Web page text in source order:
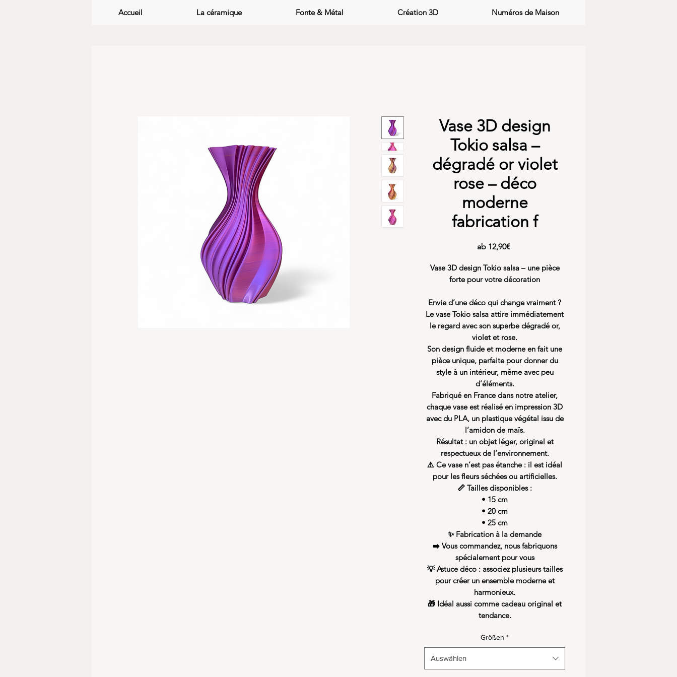
Accueil La céramique Fonte & Métal Création 3D Numéros de Maison
Vase 3D design
Tokio salsa –
dégradé or violet
rose – déco
moderne
fabrication f
ab 12,90€Sale-
Vase 3D design Tokio salsa – une pièce
forte pour votre décoration
Envie d’une déco qui change vraiment ?
Le vase Tokio salsa attire immédiatement
le regard avec son superbe dégradé or,
violet et rose.
Son design fluide et moderne en fait une
pièce unique, parfaite pour donner du
style à un intérieur, même avec peu
d’éléments.
Fabriqué en France dans notre atelier,
chaque vase est réalisé en impression 3D
avec du PLA, un plastique végétal issu de
l’amidon de maïs.
Résultat : un objet léger, original et
respectueux de l’environnement.
⚠️ Ce vase n’est pas étanche : il est idéal
pour les fleurs séchées ou artificielles.
📏 Tailles disponibles :
• 15 cm
• 20 cm
• 25 cm
✨ Fabrication à la demande
➡️ Vous commandez, nous fabriquons
spécialement pour vous
💡 Astuce déco : associez plusieurs tailles
pour créer un ensemble moderne et
harmonieux.
🎁 Idéal aussi comme cadeau original et
tendance.
Größen *
Auswählen